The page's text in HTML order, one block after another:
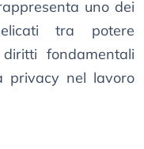
uno dei
tra potere
fondamentali
privacy nel lavoro